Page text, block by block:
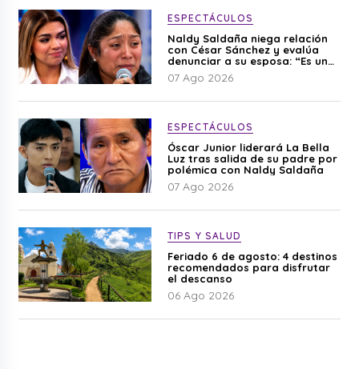
ESPECTÁCULOS
Naldy Saldaña niega relación
con César Sánchez y evalúa
denunciar a su esposa: “Es una
difamación”
07 Ago 2026
ESPECTÁCULOS
Óscar Junior liderará La Bella
Luz tras salida de su padre por
polémica con Naldy Saldaña
07 Ago 2026
TIPS Y SALUD
Feriado 6 de agosto: 4 destinos
recomendados para disfrutar
el descanso
06 Ago 2026